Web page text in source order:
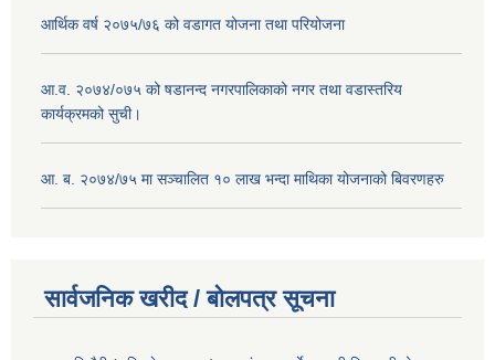
आर्थिक वर्ष २०७५/७६ को वडागत योजना तथा परियोजना
आ.व. २०७४/०७५ को षडानन्द नगरपालिकाको नगर तथा वडास्तरिय
कार्यक्रमको सुची।
आ. ब. २०७४/७५ मा सञ्चालित १० लाख भन्दा माथिका योजनाको बिवरणहरु
सार्वजनिक खरीद / बोलपत्र सूचना